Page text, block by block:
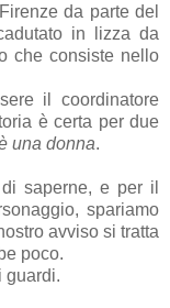
da parte del
in lizza da
che consiste nello
il coordinatore
è certa per due
una donna.
saperne, e per il
spariamo
avviso si tratta
poco.
guardi.